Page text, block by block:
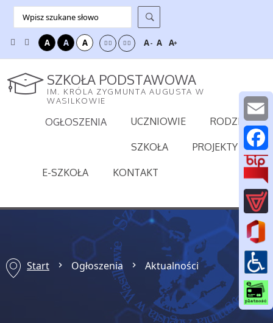
A A A A- A A+
SZKOŁA PODSTAWOWA
IM. KRÓLA ZYGMUNTA AUGUSTA W
WASILKOWIE
OGŁOSZENIA UCZNIOWIE RODZICE
SZKOŁA PROJEKTY
E-SZKOŁA KONTAKT
Start Ogłoszenia Aktualności
E
m
a
F
a
c
e
b
o
o